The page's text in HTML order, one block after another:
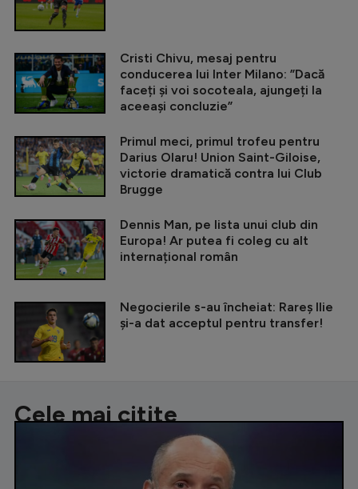
Cristi Chivu, mesaj pentru
conducerea lui Inter Milano: ”Dacă
faceți și voi socoteala, ajungeți la
aceeași concluzie”
Primul meci, primul trofeu pentru
Darius Olaru! Union Saint-Giloise,
victorie dramatică contra lui Club
Brugge
Dennis Man, pe lista unui club din
Europa! Ar putea fi coleg cu alt
internațional român
Negocierile s-au încheiat: Rareș Ilie
și-a dat acceptul pentru transfer!
Cele mai citite